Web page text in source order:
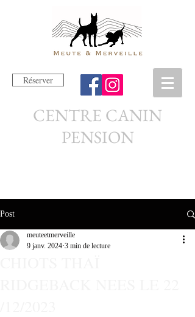
Réserver
CENTRE CANIN
PENSION
Post
meuteetmerveille
9 janv. 2024 3 min de lecture